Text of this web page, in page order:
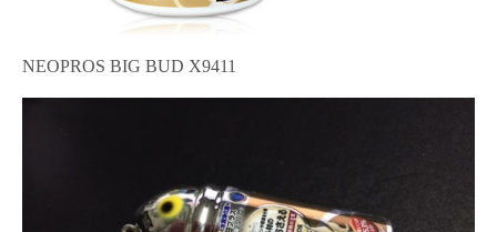
NEOPROS BIG BUD X9411